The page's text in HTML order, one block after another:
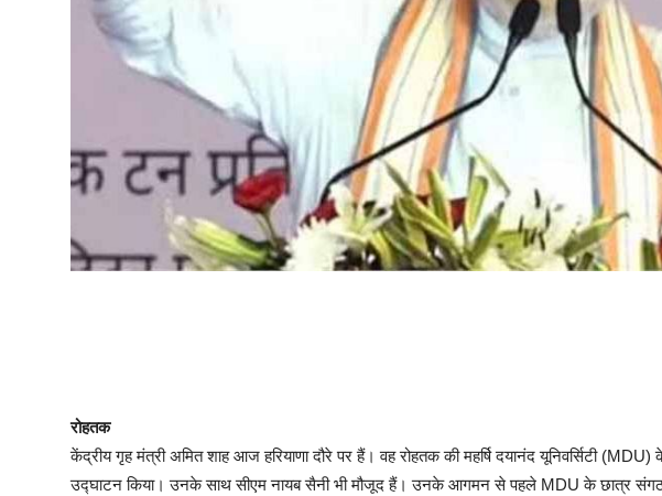
रोहतक
केंद्रीय गृह मंत्री अमित शाह आज हरियाणा दौरे पर हैं। वह रोहतक की महर्षि दयानंद यूनिवर्सिटी
उद्घाटन किया। उनके साथ सीएम नायब सैनी भी मौजूद हैं। उनके आगमन से पहले MDU के छात्र